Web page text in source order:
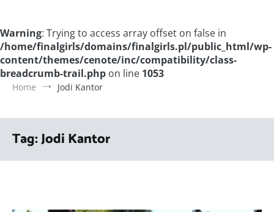
Warning: Trying to access array offset on false in
/home/finalgirls/domains/finalgirls.pl/public_html/wp-
content/themes/cenote/inc/compatibility/class-
breadcrumb-trail.php on line 1053
Home Jodi Kantor
Tag:Jodi Kantor